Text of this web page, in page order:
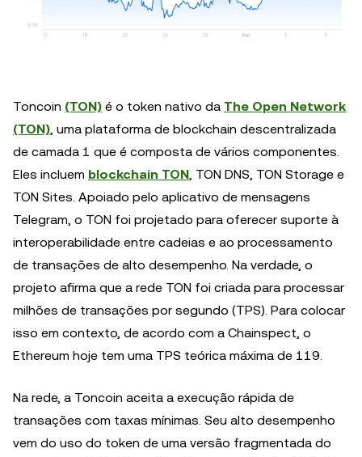
Toncoin (TON) é o token nativo da The Open Network
(TON), uma plataforma de blockchain descentralizada
de camada 1 que é composta de vários componentes.
Eles incluem blockchain TON, TON DNS, TON Storage e
TON Sites. Apoiado pelo aplicativo de mensagens
Telegram, o TON foi projetado para oferecer suporte à
interoperabilidade entre cadeias e ao processamento
de transações de alto desempenho. Na verdade, o
projeto afirma que a rede TON foi criada para processar
milhões de transações por segundo (TPS). Para colocar
isso em contexto, de acordo com a Chainspect, o
Ethereum hoje tem uma TPS teórica máxima de 119.
Na rede, a Toncoin aceita a execução rápida de
transações com taxas mínimas. Seu alto desempenho
vem do uso do token de uma versão fragmentada do